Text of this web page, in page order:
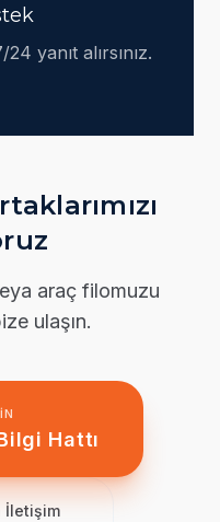
yanıt alırsınız.
araç filomuzu
ulaşın.
Hattı
İletişim